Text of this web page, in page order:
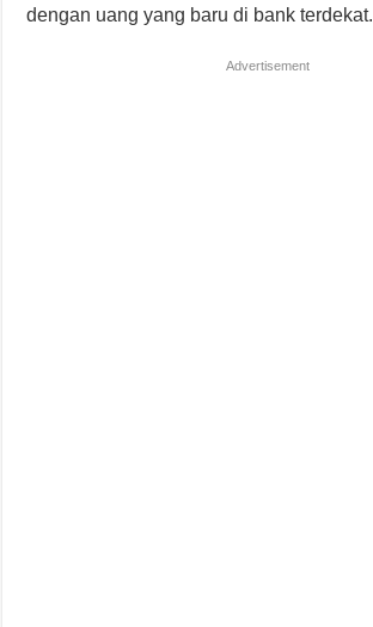
dengan uang yang baru di bank terdekat.
Advertisement